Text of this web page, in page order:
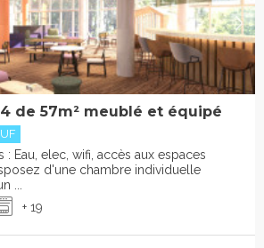
de 57m² meublé et équipé
: Eau, elec, wifi, accès aux espaces
d'une chambre individuelle
...
+ 19